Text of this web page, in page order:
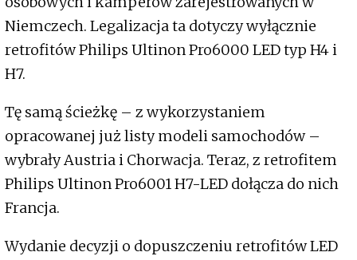
Niemczech. Legalizacja ta dotyczy wyłącznie
retrofitów Philips Ultinon Pro6000 LED typ H4 i
H7.
Tę samą ścieżkę – z wykorzystaniem
opracowanej już listy modeli samochodów –
wybrały Austria i Chorwacja. Teraz, z retrofitem
Philips Ultinon Pro6001 H7-LED dołącza do nich
Francja.
Wydanie decyzji o dopuszczeniu retrofitów LED